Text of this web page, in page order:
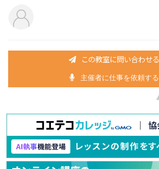
この教室に問い合わせる
主催者に仕事を依頼する